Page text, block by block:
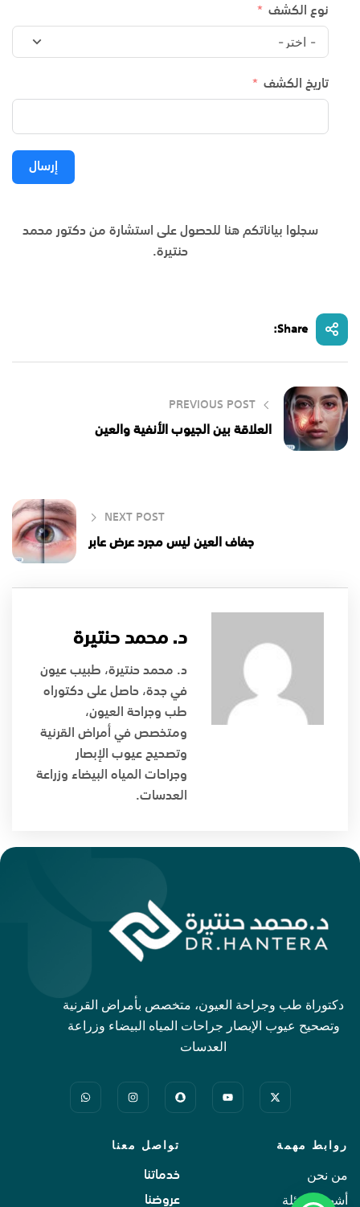
نوع الكشف
تاريخ الكشف
إرسال
سجلوا بياناتكم هنا للحصول على استشارة من دكتور محمد
حنتيرة.
Share:
PREVIOUS POST
العلاقة بين الجيوب الأنفية والعين
NEXT POST
جفاف العين ليس مجرد عرض عابر
د. محمد حنتيرة
د. محمد حنتيرة، طبيب عيون
في جدة، حاصل على دكتوراه
طب وجراحة العيون،
ومتخصص في أمراض القرنية
وتصحيح عيوب الإبصار
وجراحات المياه البيضاء وزراعة
العدسات.
دكتوراة طب وجراحة العيون، متخصص بأمراض القرنية
وتصحيح عيوب الإبصار جراحات المياه البيضاء وزراعة
العدسات
روابط مهمة
من نحن
أشهر الاسئلة
تواصل معنا
خدماتنا
عروضنا